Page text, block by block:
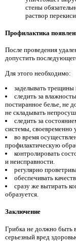
стены
раствор перекиси.
Профилактика
После проведения
допустить
Для этого необходимо:
заделывать трещины
следить за
постиранное белье, не
не складывать
следить за
системы, своевременно
во время
профилактическую
контролировать
и неисправности.
регулярно
обеспечивать
сразу же вытирать
образуется.
Заключение
Грибка не должно быть
серьезный вред